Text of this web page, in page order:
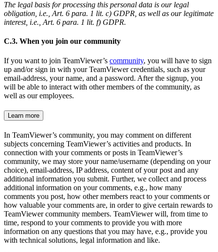
The legal basis for processing this personal data is our legal
obligation, i.e., Art. 6 para. 1 lit. c) GDPR, as well as our legitimate
interest, i.e., Art. 6 para. 1 lit. f) GDPR.
C.3. When you join our community
If you want to join TeamViewer’s community, you will have to sign
up and/or sign in with your TeamViewer credentials, such as your
email-address, your name, and a password. After the signup, you
will be able to interact with other members of the community, as
well as our employees.
Learn more
In TeamViewer’s community, you may comment on different
subjects concerning TeamViewer’s activities and products. In
connection with your comments or posts in TeamViewer’s
community, we may store your name/username (depending on your
choice), email-address, IP address, content of your post and any
additional information you submit. Further, we collect and process
additional information on your comments, e.g., how many
comments you post, how other members react to your comments or
how valuable your comments are, in order to give certain rewards to
TeamViewer community members. TeamViewer will, from time to
time, respond to your comments to provide you with more
information on any questions that you may have, e.g., provide you
with technical solutions, legal information and like.